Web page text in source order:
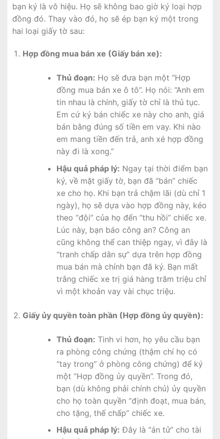
bạn ký là vô hiệu. Họ sẽ không bao giờ ký loại hợp
đồng đó. Thay vào đó, họ sẽ ép bạn ký một trong
hai loại giấy tờ sau:
Hợp đồng mua bán xe (Giấy bán xe):
Thủ đoạn: Họ sẽ đưa bạn một “Hợp
đồng mua bán xe ô tô”. Họ nói: “Anh em
tin nhau là chính, giấy tờ chỉ là thủ tục.
Em cứ ký bán chiếc xe này cho anh, giá
bán bằng đúng số tiền em vay. Khi nào
em mang tiền đến trả, anh xé hợp đồng
này đi là xong.”
Hậu quả pháp lý: Ngay tại thời điểm bạn
ký, về mặt giấy tờ, bạn đã “bán” chiếc
xe cho họ. Khi bạn trả chậm lãi (dù chỉ 1
ngày), họ sẽ dựa vào hợp đồng này, kéo
theo “đội” của họ đến “thu hồi” chiếc xe.
Lúc này, bạn báo công an? Công an
cũng không thể can thiệp ngay, vì đây là
“tranh chấp dân sự” dựa trên hợp đồng
mua bán mà chính bạn đã ký. Bạn mất
trắng chiếc xe trị giá hàng trăm triệu chỉ
vì một khoản vay vài chục triệu.
Giấy ủy quyền toàn phần (Hợp đồng ủy quyền):
Thủ đoạn: Tinh vi hơn, họ yêu cầu bạn
ra phòng công chứng (thậm chí họ có
“tay trong” ở phòng công chứng) để ký
một “Hợp đồng ủy quyền”. Trong đó,
bạn (dù không phải chính chủ) ủy quyền
cho họ toàn quyền “định đoạt, mua bán,
cho tặng, thế chấp” chiếc xe.
Hậu quả pháp lý: Đây là “án tử” cho tài